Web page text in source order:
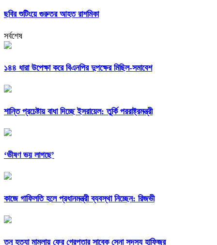
ছবির শুটিংয়ে গুরুতর আহত রাশমিকা
সর্বশেষ
১৪৪ ধারা উপেক্ষা করে বিএনপির দুপক্ষের মিছিল-সমাবেশ
শান্তি প্রচেষ্টায় বাধা দিচ্ছে ইসরায়েল: তুর্কি পররাষ্ট্রমন্ত্রী
‘ভীষণ ভয় লাগছে’
কাজে গাফিলতি হলে প্রধানমন্ত্রী ব্যবস্থা নিচ্ছেন: রিজভী
তনু হত্যা মামলায় ফের গ্রেপ্তার সাবেক সেনা সদস্য হাফিজুর